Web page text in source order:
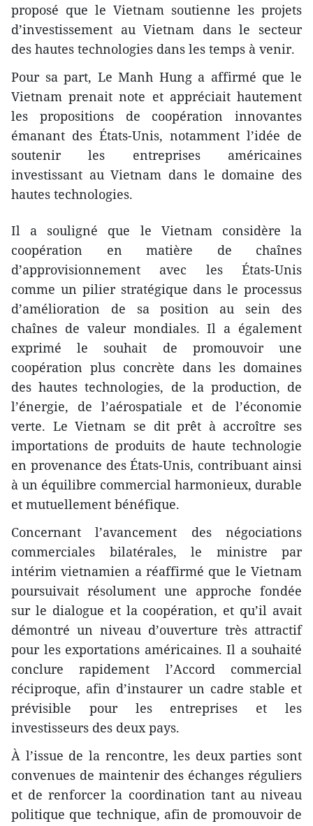
proposé que le Vietnam soutienne les projets
d’investissement au Vietnam dans le secteur
des hautes technologies dans les temps à venir.
Pour sa part, Le Manh Hung a affirmé que le
Vietnam prenait note et appréciait hautement
les propositions de coopération innovantes
émanant des États-Unis, notamment l’idée de
soutenir les entreprises américaines
investissant au Vietnam dans le domaine des
hautes technologies.
Il a souligné que le Vietnam considère la
coopération en matière de chaînes
d’approvisionnement avec les États-Unis
comme un pilier stratégique dans le processus
d’amélioration de sa position au sein des
chaînes de valeur mondiales. Il a également
exprimé le souhait de promouvoir une
coopération plus concrète dans les domaines
des hautes technologies, de la production, de
l’énergie, de l’aérospatiale et de l’économie
verte. Le Vietnam se dit prêt à accroître ses
importations de produits de haute technologie
en provenance des États-Unis, contribuant ainsi
à un équilibre commercial harmonieux, durable
et mutuellement bénéfique.
Concernant l’avancement des négociations
commerciales bilatérales, le ministre par
intérim vietnamien a réaffirmé que le Vietnam
poursuivait résolument une approche fondée
sur le dialogue et la coopération, et qu’il avait
démontré un niveau d’ouverture très attractif
pour les exportations américaines. Il a souhaité
conclure rapidement l’Accord commercial
réciproque, afin d’instaurer un cadre stable et
prévisible pour les entreprises et les
investisseurs des deux pays.
À l’issue de la rencontre, les deux parties sont
convenues de maintenir des échanges réguliers
et de renforcer la coordination tant au niveau
politique que technique, afin de promouvoir de